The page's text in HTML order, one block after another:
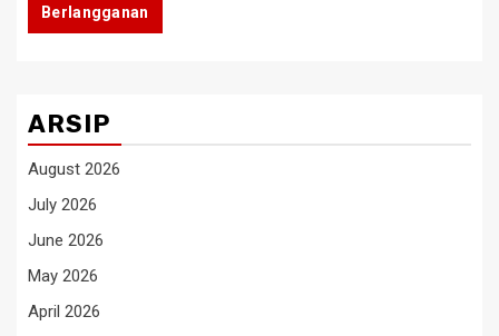
Berlangganan
ARSIP
August 2026
July 2026
June 2026
May 2026
April 2026